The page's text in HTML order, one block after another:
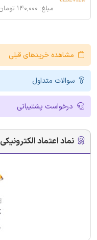
مبلغ: ۱۴۰,۰۰۰ تومان
مشاهده خریدهای قبلی
سوالات متداول
درخواست پشتیبانی
نماد اعتماد الکترونیکی